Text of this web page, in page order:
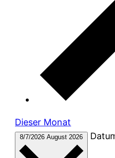
Dieser Monat
8/7/2026August 2026